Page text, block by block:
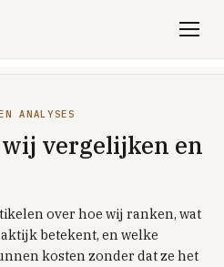
ANALYSES
vergelijken en
over hoe wij ranken, wat
betekent, en welke
kosten zonder dat ze het